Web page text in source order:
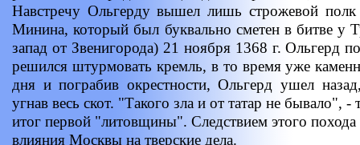
Навстречу Ольгерду вышел лишь строжевой
Минина, который был буквально сметен в битве у
запад от Звенигорода) 21 ноября 1368 г. Ольгерд
решился штурмовать кремль, в то время уже
дня и пограбив окрестности, Ольгерд ушел
угнав весь скот. "Такого зла и от татар не бывало", -
итог первой "литовщины". Следствием этого
влияния Москвы на тверские дела.